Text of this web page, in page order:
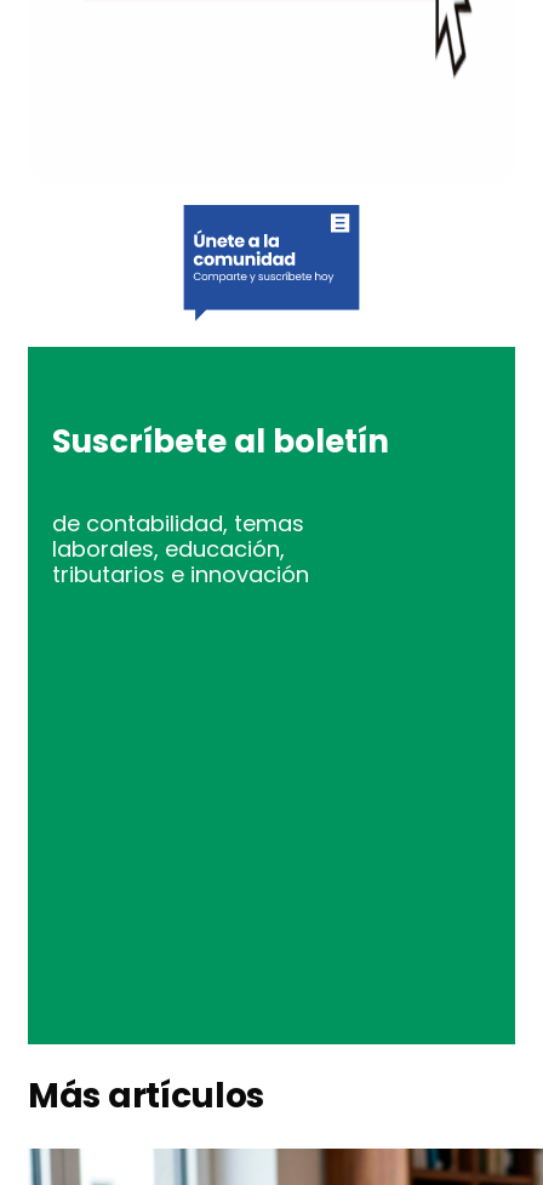
Suscríbete al boletín
de contabilidad, temas
laborales, educación,
tributarios e innovación
Más artículos